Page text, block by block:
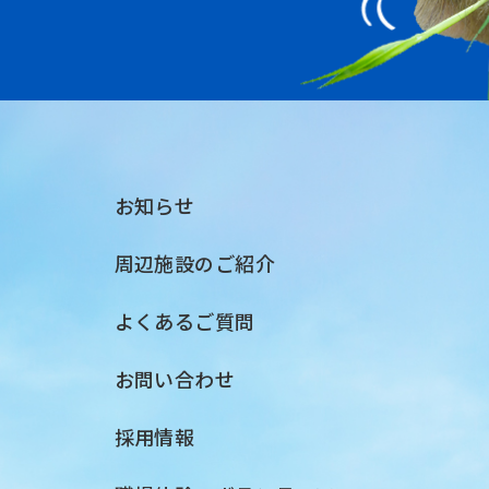
お知らせ
周辺施設のご紹介
よくあるご質問
お問い合わせ
採用情報